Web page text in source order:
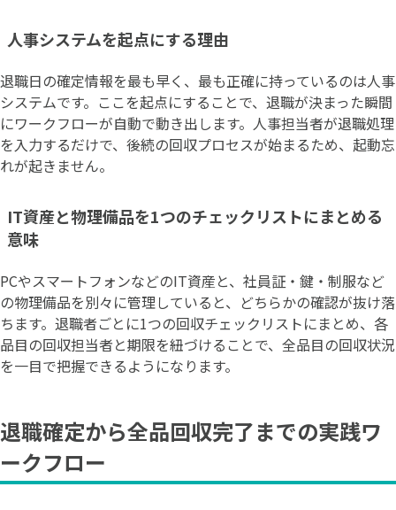
人事システムを起点にする理由
退職日の確定情報を最も早く、最も正確に持っているのは人事
システムです。ここを起点にすることで、退職が決まった瞬間
にワークフローが自動で動き出します。人事担当者が退職処理
を入力するだけで、後続の回収プロセスが始まるため、起動忘
れが起きません。
IT資産と物理備品を1つのチェックリストにまとめる
意味
PCやスマートフォンなどのIT資産と、社員証・鍵・制服など
の物理備品を別々に管理していると、どちらかの確認が抜け落
ちます。退職者ごとに1つの回収チェックリストにまとめ、各
品目の回収担当者と期限を紐づけることで、全品目の回収状況
を一目で把握できるようになります。
退職確定から全品回収完了までの実践ワ
ークフロー